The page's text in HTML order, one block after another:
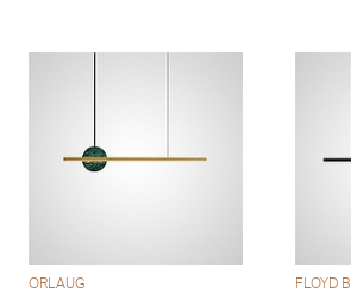
ORLAUG FLOYD B